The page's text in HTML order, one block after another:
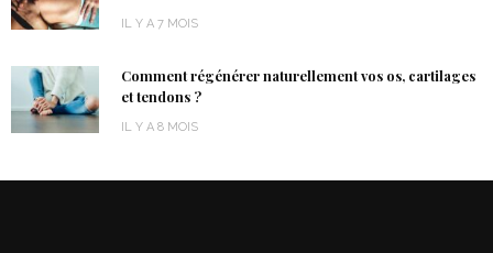
IL Y A 7 MOIS
Comment régénérer naturellement vos os, cartilages
et tendons ?
IL Y A 8 MOIS